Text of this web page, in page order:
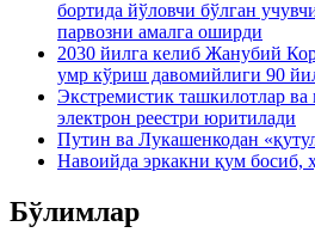
бортида йўловчи бўлган
парвозни амалга оширди
2030 йилга келиб Жанубий
умр кўриш давомийлиги 90
Экстремистик ташкилотлар ва
электрон реестри юритилади
Путин ва Лукашенкодан
Навоийда эркакни қум босиб,
Бўлимлар